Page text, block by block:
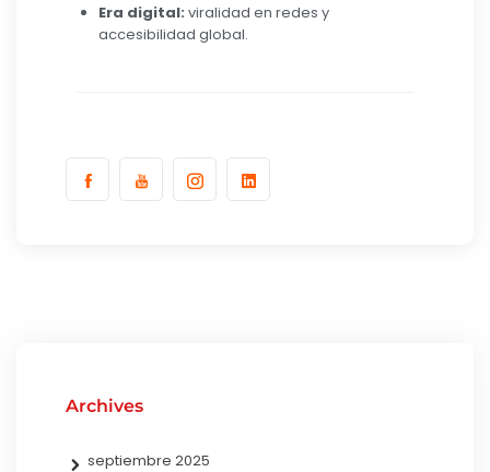
Era digital: viralidad en redes y
accesibilidad global.
Archives
septiembre 2025